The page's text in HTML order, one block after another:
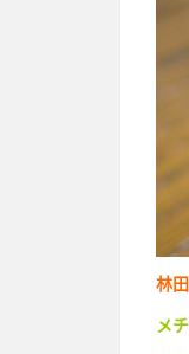
林田
メチ